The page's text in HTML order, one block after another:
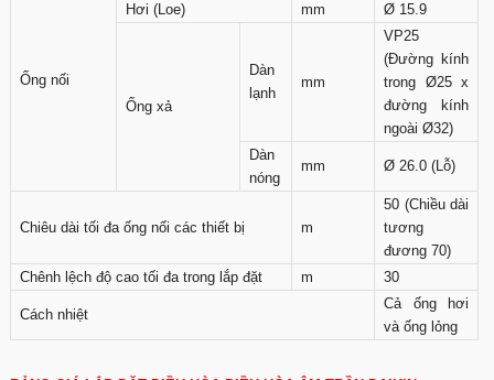
Ống nối
Hơi (Loe)
mm Ø 15.9
Ống xả
Dàn
lạnh
mm
VP25
(Đường kính
trong Ø25 x
đường kính
ngoài Ø32)
Dàn
nóng
mm Ø 26.0 (Lỗ)
Chiêu dài tối đa ống nối các thiết bị m
50 (Chiều dài
tương
đương 70)
Chênh lệch độ cao tối đa trong lắp đặt
m 30
Cách nhiệt
Cả ống hơi
và ống lỏng